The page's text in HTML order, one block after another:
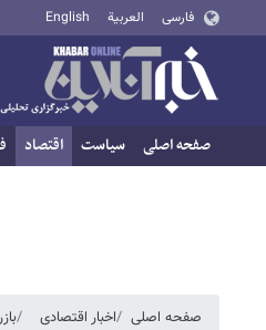
فارسی العربية English
صفحه اصلی سیاست اقتصاد
صفحه اصلی اخبار اقتصادی